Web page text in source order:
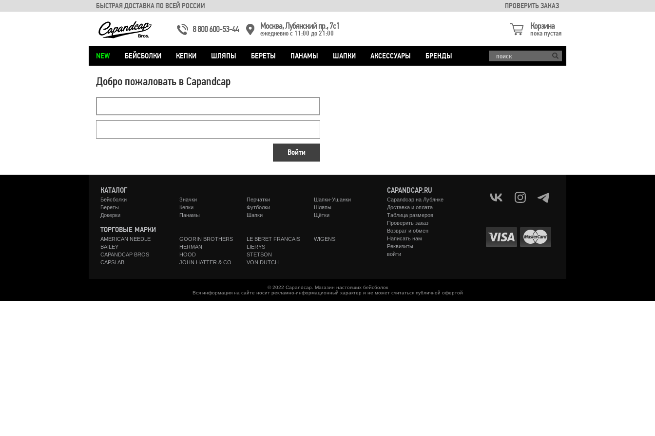
БЫСТРАЯ ДОСТАВКА ПО ВСЕЙ РОССИИ ПРОВЕРИТЬ ЗАКАЗ
8 800 600-53-44 Москва, Лубянский пр., 7с1
ежедневно с 11:00 до 21:00
Корзина
пока пустая
NEW БЕЙСБОЛКИ КЕПКИ ШЛЯПЫ БЕРЕТЫ ПАНАМЫ ШАПКИ АКСЕССУАРЫ БРЕНДЫ
Добро пожаловать в Capandcap
Войти
КАТАЛОГ
Бейсболки
Береты
Докерки
Значки
Кепки
Панамы
Перчатки
Футболки
Шапки
Шапки-Ушанки
Шляпы
Щётки
ТОРГОВЫЕ МАРКИ
AMERICAN NEEDLE
BAILEY
CAPANDCAP BROS
CAPSLAB
GOORIN BROTHERS
HERMAN
HOOD
JOHN HATTER & CO
LE BERET FRANCAIS
LIERYS
STETSON
VON DUTCH
WIGENS
CAPANDCAP.RU
Capandcap на Лубянке
Доставка и оплата
Таблица размеров
Проверить заказ
Возврат и обмен
Написать нам
Реквизиты
войти
© 2022 Capandcap. Магазин настоящих бейсболок
Вся информация на сайте носит рекламно-информационный характер и не может считаться публичной офертой